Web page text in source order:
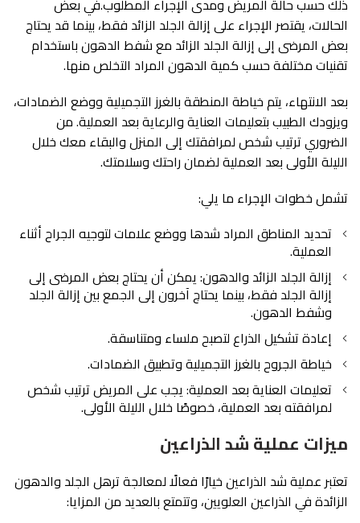
الحالات، يقتصر الإجراء على إزالة الجلد الزائد فقط، بينما قد يحتاج
بعض المرضى إلى إزالة الجلد الزائد مع شفط الدهون باستخدام
تقنيات مختلفة حسب كمية الدهون المراد التخلص منها.
بعد الانتهاء، يتم خياطة المنطقة بالغرز التجميلية ووضع الضمادات،
ويزودك الطبيب بتعليمات العناية والرعاية بعد العملية. من
الضروري ترتيب شخص لمرافقتك إلى المنزل والبقاء معك خلال
الليلة الأولى بعد العملية لضمان راحتك وسلامتك.
تشمل خطوات الإجراء ما يلي:
تحديد المناطق المراد شدها ووضع علامات لتوجيه الجراح أثناء
العملية.
إزالة الجلد الزائد والدهون: يمكن أن يحتاج بعض المرضى إلى
إزالة الجلد فقط، بينما يحتاج آخرون إلى الجمع بين إزالة الجلد
وشفط الدهون.
إعادة تشكيل الذراع لتصبح ملساء ومتناسقة.
خياطة الجروح بالغرز التجميلية وتطبيق الضمادات.
تعليمات العناية بعد العملية: يجب على المريض ترتيب شخص
لمرافقته بعد العملية، خصوصًا خلال الليلة الأولى.
ميزات عملية شد الذراعين
تعتبر عملية شد الذراعين خيارًا فعالًا لمعالجة ترهل الجلد والدهون
الزائدة في الذراعين العلويين، وتتمتع بالعديد من المزايا: